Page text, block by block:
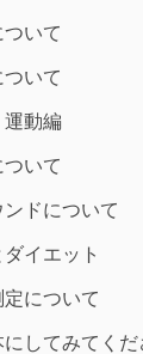
いて
ついて
運動編
ついて
ンドについて
ダイエット
について
にしてみてくだ